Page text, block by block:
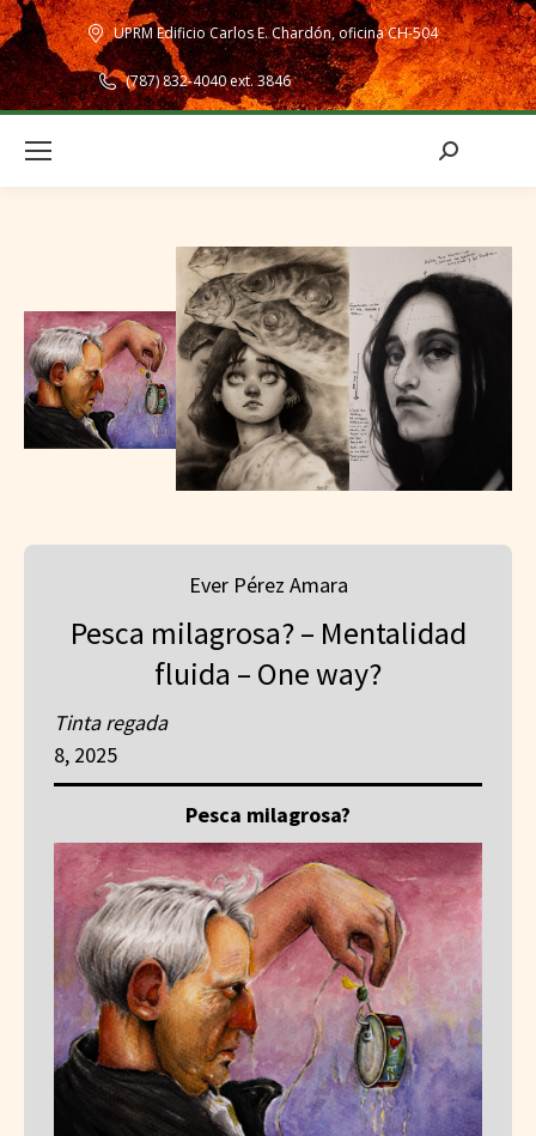
UPRM Edificio Carlos E. Chardón, oficina CH-504
(787) 832-4040 ext. 3846
Search:
Ever Pérez Amara
Pesca milagrosa? – Mentalidad
fluida – One way?
Tinta regada
8, 2025
Pesca milagrosa?